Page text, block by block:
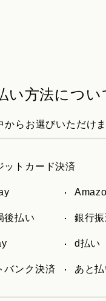
い方法につい
からお選びいただけま
ットカード決済
後払い 銀行振
d払い
バンク決済 あと